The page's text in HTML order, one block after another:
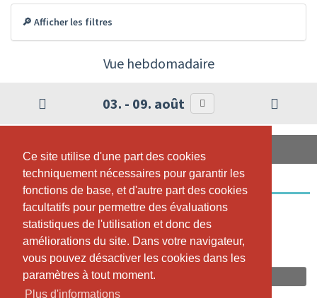
Ce site utilise d'une part des cookies
techniquement nécessaires pour garantir les
fonctions de base, et d'autre part des cookies
facultatifs pour permettre des évaluations
statistiques de l'utilisation et donc des
améliorations du site. Dans votre navigateur,
vous pouvez désactiver les cookies dans les
paramètres à tout moment.
Plus d'informations
Ce site utilise d'une part des cookies
techniquement nécessaires pour garantir les
fonctions de base, et d'autre part des cookies
facultatifs pour permettre des évaluations
statistiques de l'utilisation et donc des
améliorations du site. Dans votre navigateur,
vous pouvez désactiver les cookies dans les
paramètres à tout moment.
Plus d'informations
🔎 Afficher les filtres
Vue hebdomadaire
03. - 09. août
MARDI, 04.08.2026
BeMOM Schwangerschaftsyoga
19:00 - 20:15
Yogana Maur, EGGSTRASSE 8, 8124 MAUR
Réserver maintenant